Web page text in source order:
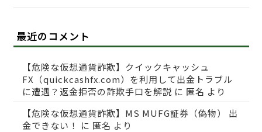
最近のコメント
【危険な仮想通貨詐欺】クイックキャッシュ
FX（quickcashfx.com）を利用して出金トラブル
に遭遇？返金拒否の詐欺手口を解説 に 匿名 より
【危険な仮想通貨詐欺】MS MUFG証券（偽物） 出
金できない！
に 匿名 より